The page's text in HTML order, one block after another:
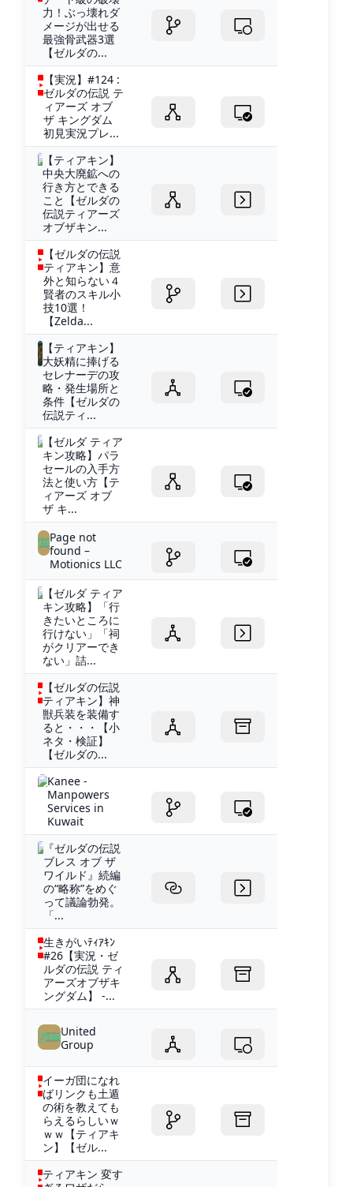
力！ぶっ壊れダ
メージが出せる
最強骨武器3選
【ゼルダの...
【実況】#124 :
ゼルダの伝説 テ
ィアーズ オブ
ザ キングダム
初見実況プレ...
【ティアキン】
中央大廃鉱への
行き方とできる
こと【ゼルダの
伝説ティアーズ
オブザキン...
【ゼルダの伝説
ティアキン】意
外と知らない４
賢者のスキル小
技10選！
【Zelda...
【ティアキン】
大妖精に捧げる
セレナーデの攻
略・発生場所と
条件【ゼルダの
伝説ティ...
【ゼルダ ティア
キン攻略】パラ
セールの入手方
法と使い方【テ
ィアーズ オブ
ザ キ...
Page not
found –
Motionics LLC
【ゼルダ ティア
キン攻略】「行
きたいところに
行けない」「祠
がクリアーでき
ない」詰...
【ゼルダの伝説
ティアキン】神
獣兵装を装備す
ると・・・【小
ネタ・検証】
【ゼルダの...
Kanee -
Manpowers
Services in
Kuwait
『ゼルダの伝説
ブレス オブ ザ
ワイルド』続編
の“略称”をめぐ
って議論勃発。
「...
生きがいﾃｨｱｷﾝ
#26【実況・ゼ
ルダの伝説 ティ
アーズオブザキ
ングダム】 -...
United
Group
イーガ団になれ
ばリンクも土遁
の術を教えても
らえるらしいｗ
ｗｗ【ティアキ
ン】【ゼル...
ティアキン 変す